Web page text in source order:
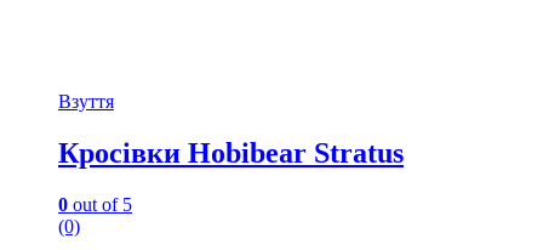
Взуття
Кросівки Hobibear Stratus
0 out of 5
(0)